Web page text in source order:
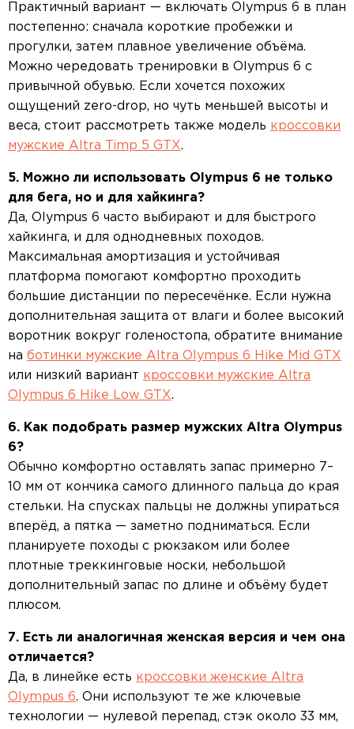
Практичный вариант — включать Olympus 6 в план
постепенно: сначала короткие пробежки и
прогулки, затем плавное увеличение объёма.
Можно чередовать тренировки в Olympus 6 с
привычной обувью. Если хочется похожих
ощущений zero-drop, но чуть меньшей высоты и
веса, стоит рассмотреть также модель кроссовки
мужские Altra Timp 5 GTX.
5. Можно ли использовать Olympus 6 не только
для бега, но и для хайкинга?
Да, Olympus 6 часто выбирают и для быстрого
хайкинга, и для однодневных походов.
Максимальная амортизация и устойчивая
платформа помогают комфортно проходить
большие дистанции по пересечёнке. Если нужна
дополнительная защита от влаги и более высокий
воротник вокруг голеностопа, обратите внимание
на ботинки мужские Altra Olympus 6 Hike Mid GTX
или низкий вариант кроссовки мужские Altra
Olympus 6 Hike Low GTX.
6. Как подобрать размер мужских Altra Olympus
6?
Обычно комфортно оставлять запас примерно 7–
10 мм от кончика самого длинного пальца до края
стельки. На спусках пальцы не должны упираться
вперёд, а пятка — заметно подниматься. Если
планируете походы с рюкзаком или более
плотные треккинговые носки, небольшой
дополнительный запас по длине и объёму будет
плюсом.
7. Есть ли аналогичная женская версия и чем она
отличается?
Да, в линейке есть кроссовки женские Altra
Olympus 6. Они используют те же ключевые
технологии — нулевой перепад, стэк около 33 мм,